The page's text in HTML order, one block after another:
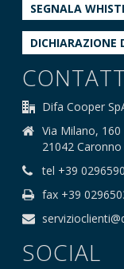
SEGNALA
DICHIARAZIONE
Difa Cooper
Via Milano, 160
21042
tel +39
fax +39
SOCIAL